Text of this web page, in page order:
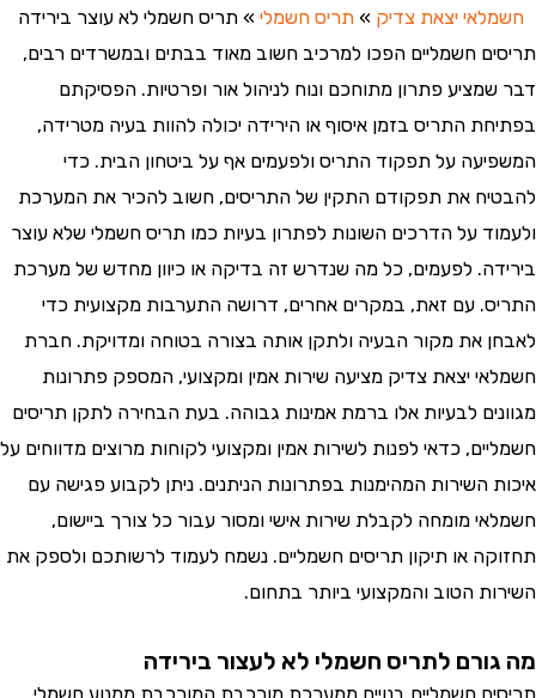
יצאת צדיק »תריס חשמלי»תריס חשמלי לא עוצר בירידה
חשמליים הפכו למרכיב חשוב מאוד בבתים ובמשרדים רבים,
פתרון מתוחכם ונוח לניהול אור ופרטיות. הפסיקתם
התריס בזמן איסוף או הירידה יכולה להוות בעיה מטרידה,
על תפקוד התריס ולפעמים אף על ביטחון הבית. כדי
את תפקודם התקין של התריסים, חשוב להכיר את המערכת
על הדרכים השונות לפתרון בעיות כמו תריס חשמלי שלא עוצר
לפעמים, כל מה שנדרש זה בדיקה או כיוון מחדש של מערכת
עם זאת, במקרים אחרים, דרושה התערבות מקצועית כדי
את מקור הבעיה ולתקן אותה בצורה בטוחה ומדויקת. חברת
יצאת צדיק מציעה שירות אמין ומקצועי, המספק פתרונות
לבעיות אלו ברמת אמינות גבוהה. בעת הבחירה לתקן תריסים
כדאי לפנות לשירות אמין ומקצועי לקוחות מרוצים מדווחים על
השירות המהימנות בפתרונות הניתנים. ניתן לקבוע פגישה עם
מומחה לקבלת שירות אישי ומסור עבור כל צורך ביישום,
או תיקון תריסים חשמליים. נשמח לעמוד לרשותכם ולספק את
הטוב והמקצועי ביותר בתחום.
לתריס חשמלי לא לעצור בירידה